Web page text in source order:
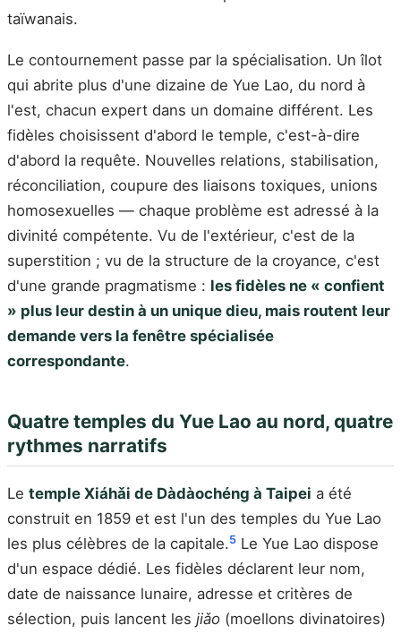
taïwanais.
Le contournement passe par la spécialisation. Un îlot
qui abrite plus d'une dizaine de Yue Lao, du nord à
l'est, chacun expert dans un domaine différent. Les
fidèles choisissent d'abord le temple, c'est-à-dire
d'abord la requête. Nouvelles relations, stabilisation,
réconciliation, coupure des liaisons toxiques, unions
homosexuelles — chaque problème est adressé à la
divinité compétente. Vu de l'extérieur, c'est de la
superstition ; vu de la structure de la croyance, c'est
d'une grande pragmatisme : les fidèles ne « confient
» plus leur destin à un unique dieu, mais routent leur
demande vers la fenêtre spécialisée
correspondante.
Quatre temples du Yue Lao au nord, quatre
rythmes narratifs
Le temple Xiáhǎi de Dàdàochéng à Taipei a été
construit en 1859 et est l'un des temples du Yue Lao
les plus célèbres de la capitale.5 Le Yue Lao dispose
d'un espace dédié. Les fidèles déclarent leur nom,
date de naissance lunaire, adresse et critères de
sélection, puis lancent les jiǎo (moellons divinatoires)